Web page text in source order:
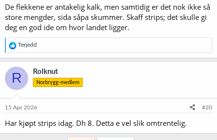
De flekkene er antakelig kalk, men samtidig er det nok ikke så
store mengder, sida såpa skummer. Skaff strips; det skulle gi
deg en god ide om hvor landet ligger.
R
e
a
k
s
j
o
e
Terjedd
R Rolknut
Norbrygg-medlem
15 Apr 2026 #20
Har kjøpt strips idag. Dh 8. Detta e vel slik omtrentelig.